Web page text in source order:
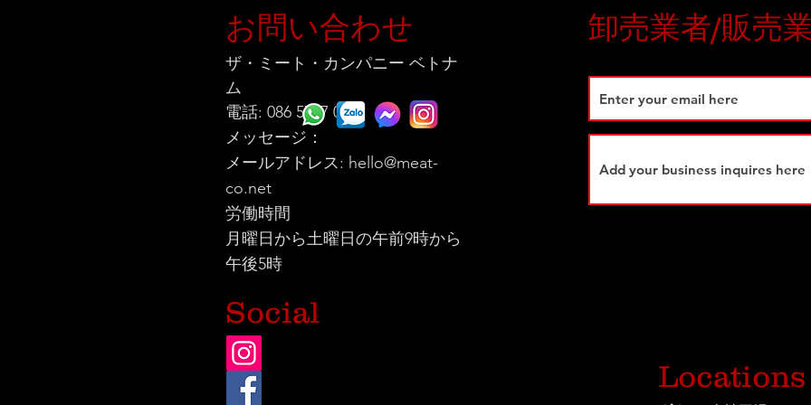
お問い合わせ
ザ・ミート・カンパニー ベトナ
ム
電話: 086 5777 060
メッセージ：
メールアドレス: hello@meat-
co.net
労働時間
月曜日から土曜日の午前9時から
午後5時
Social
卸売業者/販売
Locations